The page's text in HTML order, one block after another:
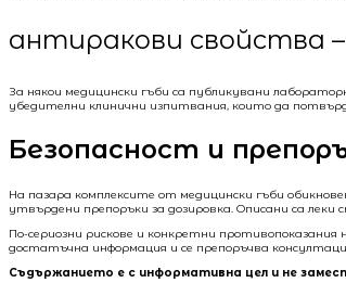
антиракови свойства
За някои медицински гъби са публикувани
убедителни клинични изпитвания, които да
Безопасност и
На пазара комплексите от медицински гъби
утвърдени препоръки за дозировка. Описани са
По-сериозни рискове и конкретни
достатъчна информация и се препоръчва
Съдържанието е с информативна цел и не